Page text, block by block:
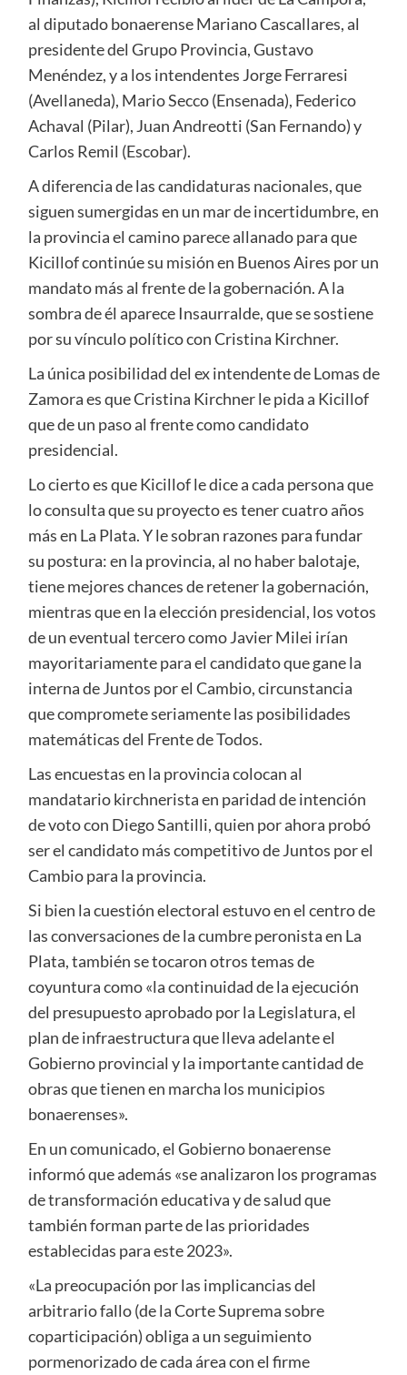
al diputado bonaerense Mariano Cascallares, al
presidente del Grupo Provincia, Gustavo
Menéndez, y a los intendentes Jorge Ferraresi
(Avellaneda), Mario Secco (Ensenada), Federico
Achaval (Pilar), Juan Andreotti (San Fernando) y
Carlos Remil (Escobar).
A diferencia de las candidaturas nacionales, que
siguen sumergidas en un mar de incertidumbre, en
la provincia el camino parece allanado para que
Kicillof continúe su misión en Buenos Aires por un
mandato más al frente de la gobernación. A la
sombra de él aparece Insaurralde, que se sostiene
por su vínculo político con Cristina Kirchner.
La única posibilidad del ex intendente de Lomas de
Zamora es que Cristina Kirchner le pida a Kicillof
que de un paso al frente como candidato
presidencial.
Lo cierto es que Kicillof le dice a cada persona que
lo consulta que su proyecto es tener cuatro años
más en La Plata. Y le sobran razones para fundar
su postura: en la provincia, al no haber balotaje,
tiene mejores chances de retener la gobernación,
mientras que en la elección presidencial, los votos
de un eventual tercero como Javier Milei irían
mayoritariamente para el candidato que gane la
interna de Juntos por el Cambio, circunstancia
que compromete seriamente las posibilidades
matemáticas del Frente de Todos.
Las encuestas en la provincia colocan al
mandatario kirchnerista en paridad de intención
de voto con Diego Santilli, quien por ahora probó
ser el candidato más competitivo de Juntos por el
Cambio para la provincia.
Si bien la cuestión electoral estuvo en el centro de
las conversaciones de la cumbre peronista en La
Plata, también se tocaron otros temas de
coyuntura como «la continuidad de la ejecución
del presupuesto aprobado por la Legislatura, el
plan de infraestructura que lleva adelante el
Gobierno provincial y la importante cantidad de
obras que tienen en marcha los municipios
bonaerenses».
En un comunicado, el Gobierno bonaerense
informó que además «se analizaron los programas
de transformación educativa y de salud que
también forman parte de las prioridades
establecidas para este 2023».
«La preocupación por las implicancias del
arbitrario fallo (de la Corte Suprema sobre
coparticipación) obliga a un seguimiento
pormenorizado de cada área con el firme